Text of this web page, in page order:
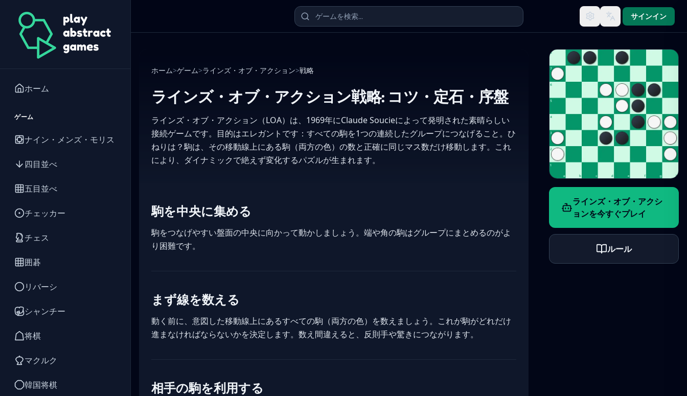
サインイン
ホーム
ゲーム
ナイン・メンズ・モリス
四目並べ
五目並べ
チェッカー
チェス
囲碁
リバーシ
シャンチー
将棋
マクルク
韓国将棋
ホーム>ゲーム>ラインズ・オブ・アクション>戦略
ラインズ・オブ・アクション戦略: コツ・定石・序盤
ラインズ・オブ・アクション（LOA）は、1969年にClaude Soucieによって発明された素晴らしい
接続ゲームです。目的はエレガントです：すべての駒を1つの連続したグループにつなげること。ひ
ねりは？駒は、その移動線上にある駒（両方の色）の数と正確に同じマス数だけ移動します。これ
により、ダイナミックで絶えず変化するパズルが生まれます。
駒を中央に集める
駒をつなげやすい盤面の中央に向かって動かしましょう。端や角の駒はグループにまとめるのがよ
り困難です。
まず線を数える
動く前に、意図した移動線上にあるすべての駒（両方の色）を数えましょう。これが駒がどれだけ
進まなければならないかを決定します。数え間違えると、反則手や驚きにつながります。
相手の駒を利用する
ラインズ・オブ・アクシ
ョンを今すぐプレイ
ルール